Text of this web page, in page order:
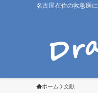
名古屋在住の救急医
ホーム 文献